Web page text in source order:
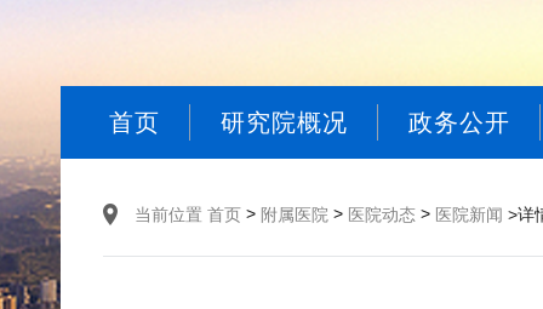
首页 研究院概况 政务公开
当前位置 首页 > 附属医院 > 医院动态 > 医院新闻 >详